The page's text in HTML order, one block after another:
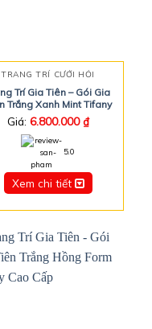
TRANG TRÍ CƯỚI HỎI
Trí Gia Tiên – Gói Gia
Trắng Xanh Mint Tifany
Giá: 6.800.000₫
5.0
Xem chi tiết